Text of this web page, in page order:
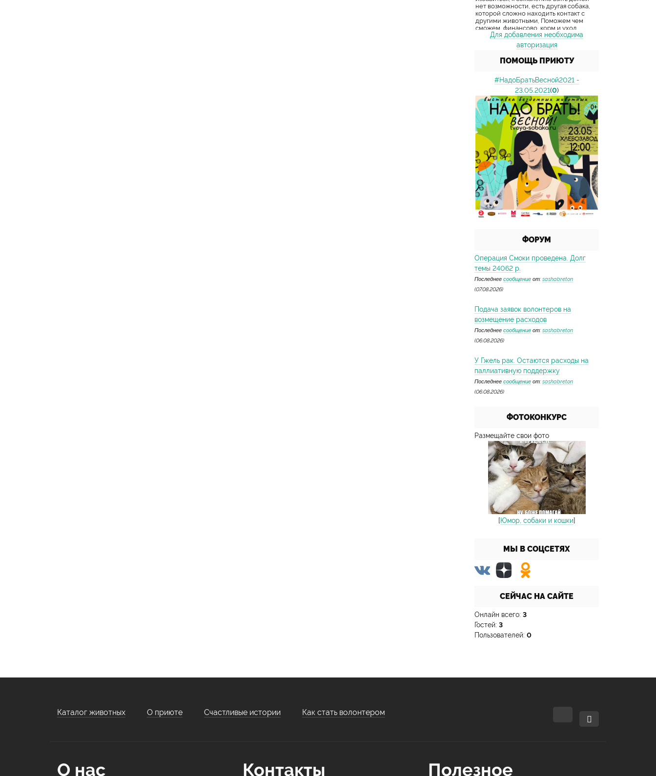
Для добавления необходима
авторизация
ПОМОЩЬ ПРИЮТУ
#НадоБратьВесной2021 -
23.05.2021(0)
ФОРУМ
Операция Смоки проведена. Долг
темы 24062 р.
Последнее сообщение от: sashabreton
(07.08.2026)
Подача заявок волонтеров на
возмещение расходов
Последнее сообщение от: sashabreton
(06.08.2026)
У Гжель рак. Остаются расходы на
паллиативную поддержку
Последнее сообщение от: sashabreton
(06.08.2026)
ФОТОКОНКУРС
Размещайте свои фото
[Юмор, собаки и кошки]
МЫ В СОЦСЕТЯХ
СЕЙЧАС НА САЙТЕ
Онлайн всего: 3
Гостей: 3
Пользователей: 0
Каталог животных О приюте Счастливые истории Как стать волонтером
О нас Контакты Полезное